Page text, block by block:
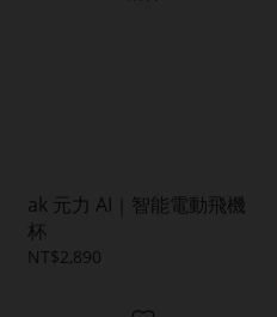
ak 元力 AI｜智能電動飛機
杯
NT$2,890